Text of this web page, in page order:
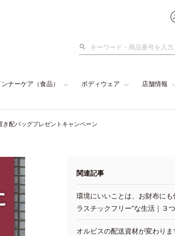
検
ンナーケア（食品） ボディウェア 店舗情報
き配バッグプレゼントキャンペーン
関連記事
環境にいいことは、お財布にも
ラスチックフリー”な生活｜３
オルビスの配送資材が変わりま